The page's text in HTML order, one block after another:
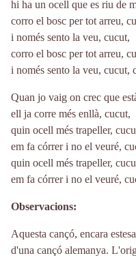
hi ha un ocell que es riu de
corro el bosc per tot arreu,
i només sento la veu, cucut,
corro el bosc per tot arreu,
i només sento la veu, cucut,
Quan jo vaig on crec que
ell ja corre més enllà, cucut,
quin ocell més trapeller,
em fa córrer i no el veuré,
quin ocell més trapeller,
em fa córrer i no el veuré,
Observacions
Aquesta cançó, encara
d'una cançó alemanya.